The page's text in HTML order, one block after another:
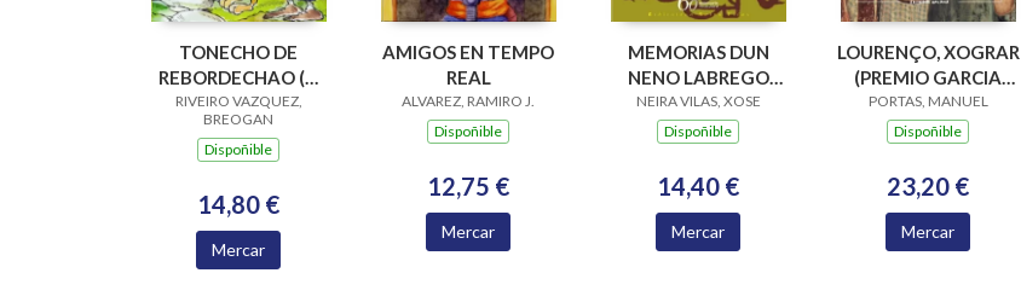
TONECHO DE
REBORDECHAO (V
PREMIO RAIÑA LUPA
2004)
RIVEIRO VAZQUEZ,
BREOGAN
Dispoñible
14,80 €
Mercar
AMIGOS EN TEMPO
REAL
ALVAREZ, RAMIRO J.
Dispoñible
12,75 €
Mercar
MEMORIAS DUN
NENO LABREGO
(B.N.VILAS)
NEIRA VILAS, XOSE
Dispoñible
14,40 €
Mercar
LOURENÇO, XOGRAR
(PREMIO GARCIA
BARROS 2015)
PORTAS, MANUEL
Dispoñible
23,20 €
Mercar